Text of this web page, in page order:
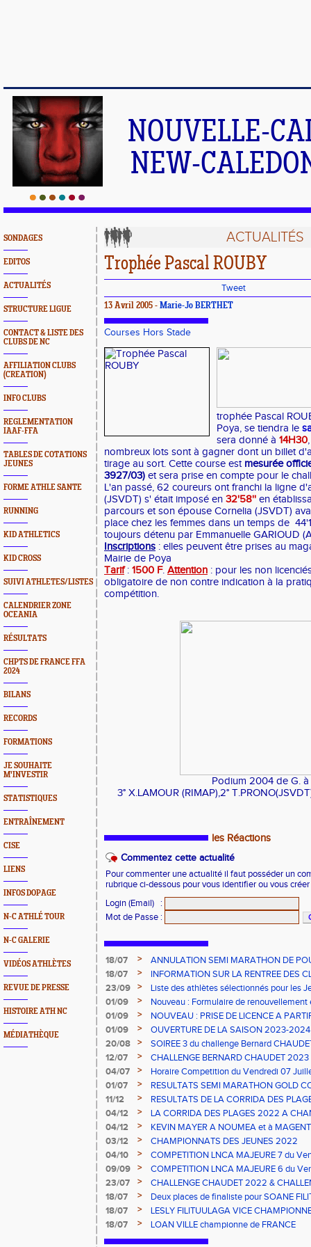
NOUVELLE-
NEW-
SONDAGES
EDITOS
ACTUALITÉS
STRUCTURE LIGUE
CONTACT & LISTE DES
CLUBS DE NC
AFFILIATION CLUBS
(CREATION)
INFO CLUBS
REGLEMENTATION
IAAF-FFA
TABLES DE COTATIONS
JEUNES
FORME ATHLE SANTE
RUNNING
KID ATHLETICS
KID CROSS
SUIVI ATHLETES/LISTES
CALENDRIER ZONE
OCEANIA
RÉSULTATS
CHPTS DE FRANCE FFA
2024
BILANS
RECORDS
FORMATIONS
JE SOUHAITE
M'INVESTIR
STATISTIQUES
ENTRAÎNEMENT
CISE
LIENS
INFOS DOPAGE
N-C ATHLÉ TOUR
N-C GALERIE
VIDÉOS ATHLÈTES
REVUE DE PRESSE
HISTOIRE ATH NC
MÉDIATHÈQUE
ACTUALITÉS
Trophée Pascal ROUBY
Tweet
13 Avril 2005 - Marie-Jo BERTHET
Courses Hors Stade
trophée Pascal
Poya, se tiendra le
sera donné à 14H30
nombreux lots sont à gagner dont un billet
tirage au sort. Cette course est mesurée
3927/03) et sera prise en compte pour le
L'an passé, 62 coureurs ont franchi la ligne
(JSVDT) s' était imposé en 32'58'' en
parcours et son épouse Cornelia (JSVDT)
place chez les femmes dans un temps de
toujours détenu par Emmanuelle GARIOUD
Inscriptions : elles peuvent être prises au
Mairie de Poya
Tarif: 1500 F. Attention : pour les non
obligatoire de non contre indication à la
compétition.
Podium 2004 de G. à
3° X.LAMOUR (RIMAP),2°
les Réactions
Commentez cette actualité
Pour commenter une actualité il faut posséder un
rubrique ci-dessous pour vous identifier ou vous
Login (Email)
:
Mot de Passe :
18/07 >
ANNULATION SEMI MARATHON DE
18/07
>
INFORMATION SUR LA RENTREE DES
23/09
>
Liste des athlètes sélectionnés pour les
2023
01/09 >
Nouveau : Formulaire de renouvellement
01/09
>
NOUVEAU : PRISE DE LICENCE A
2023
01/09 >
OUVERTURE DE LA SAISON 2023-
20/08
>
SOIREE 3 du challenge Bernard
12/07
>
CHALLENGE BERNARD CHAUDET 2023
04/07
>
Horaire Competition du Vendredi 07
01/07
>
RESULTATS SEMI MARATHON GOLD
11/12
>
RESULTATS DE LA CORRIDA DES
04/12
>
LA CORRIDA DES PLAGES 2022 A
04/12
>
KEVIN MAYER A NOUMEA et à
03/12
>
CHAMPIONNATS DES JEUNES 2022
04/10
>
COMPETITION LNCA MAJEURE 7 du
09/09
>
COMPETITION LNCA MAJEURE 6 du
2022
23/07 >
CHALLENGE CHAUDET 2022 &
18/07
>
Deux places de finaliste pour SOANE
championnats de France CADETS de
18/07 >
LESLY FILITUULAGA VICE
NC au DISQUE JUNIORS
18/07 > LOAN VILLE championne de FRANCE